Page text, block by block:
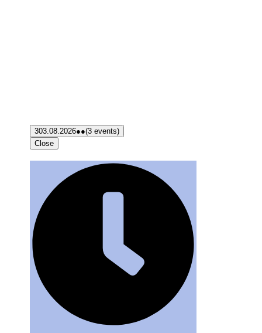
303.08.2026●●(3 events)
Close